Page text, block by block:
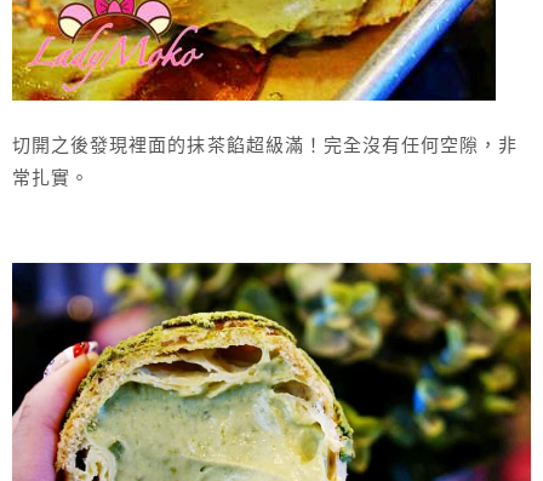
切開之後發現裡面的抹茶餡超級滿！完全沒有任何空隙，非
常扎實。